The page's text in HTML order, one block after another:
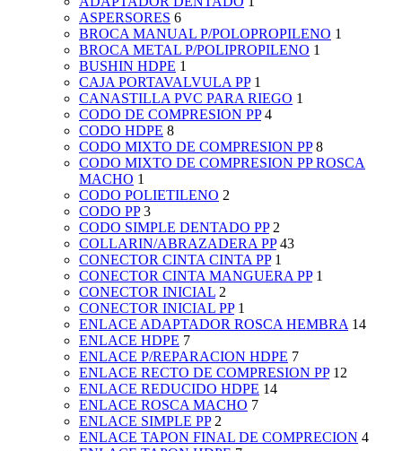
ASPERSORES 6
BROCA MANUAL P/POLOPROPILENO 1
BROCA METAL P/POLIPROPILENO 1
BUSHIN HDPE 1
CAJA PORTAVALVULA PP 1
CANASTILLA PVC PARA RIEGO 1
CODO DE COMPRESION PP 4
CODO HDPE 8
CODO MIXTO DE COMPRESION PP 8
CODO MIXTO DE COMPRESION PP ROSCA
MACHO 1
CODO POLIETILENO 2
CODO PP 3
CODO SIMPLE DENTADO PP 2
COLLARIN/ABRAZADERA PP 43
CONECTOR CINTA CINTA PP 1
CONECTOR CINTA MANGUERA PP 1
CONECTOR INICIAL 2
CONECTOR INICIAL PP 1
ENLACE ADAPTADOR ROSCA HEMBRA 14
ENLACE HDPE 7
ENLACE P/REPARACION HDPE 7
ENLACE RECTO DE COMPRESION PP 12
ENLACE REDUCIDO HDPE 14
ENLACE ROSCA MACHO 7
ENLACE SIMPLE PP 2
ENLACE TAPON FINAL DE COMPRECION 4